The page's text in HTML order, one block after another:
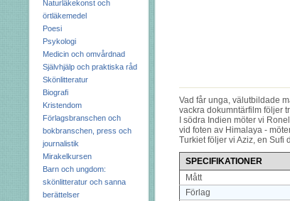
Naturläkekonst och
örtläkemedel
Poesi
Psykologi
Medicin och omvårdnad
Självhjälp och praktiska råd
Skönlitteratur
Biografi
Kristendom
Förlagsbranschen och
bokbranschen, press och
journalistik
Mirakelkursen
Barn och ungdom:
skönlitteratur och sanna
berättelser
Vad får unga, välutbildade
vackra dokumntärfilm följer
I södra Indien möter vi
vid foten av Himalaya -
Turkiet följer vi Aziz, en Sufi
SPECIFIKATIONER
Mått
Förlag